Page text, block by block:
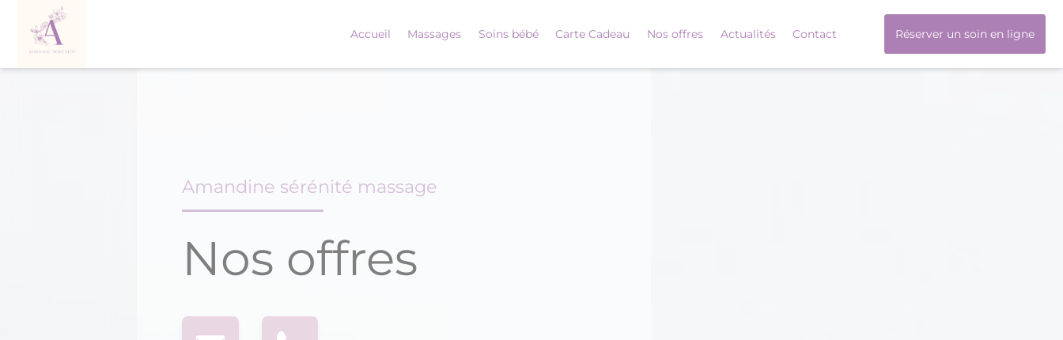
Skip
Accueil Massages Soins bébé Carte Cadeau Nos offres Actualités Contact Réserver un soin en ligne
Amandine sérénité massage
Nos offres